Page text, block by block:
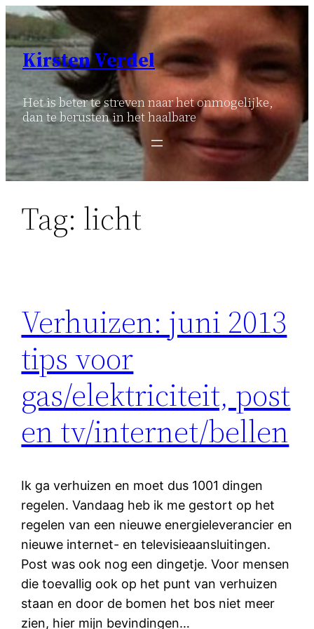
Ga
naar
inhoud
Kirsten Verdel
Het is beter te streven naar het onmogelijke,
dan te berusten in het haalbare
Tag: licht
Verhuizen: juni 2013
tips voor
gas/elektriciteit, post
en tv/internet/bellen
Ik ga verhuizen en moet dus 1001 dingen
regelen. Vandaag heb ik me gestort op het
regelen van een nieuwe energieleverancier en
nieuwe internet- en televisieaansluitingen.
Post was ook nog een dingetje. Voor mensen
die toevallig ook op het punt van verhuizen
staan en door de bomen het bos niet meer
zien, hier mijn bevindingen…